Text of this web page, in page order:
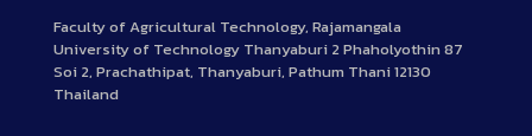
Faculty of Agricultural Technology, Rajamangala
University of Technology Thanyaburi 2 Phaholyothin 87
Soi 2, Prachathipat, Thanyaburi, Pathum Thani 12130
Thailand